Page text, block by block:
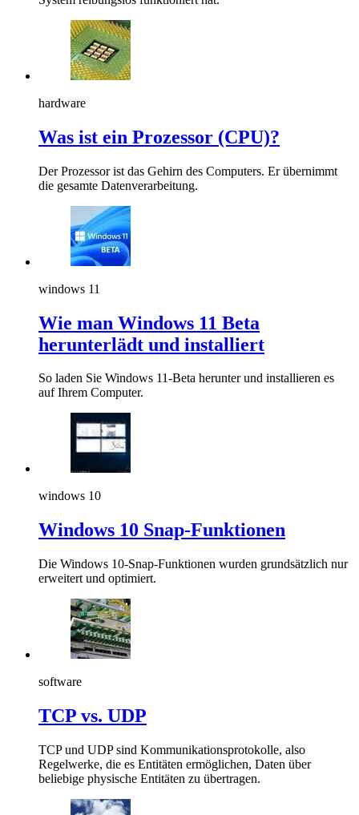
hardware
Was ist ein Prozessor (CPU)?
Der Prozessor ist das Gehirn des Computers. Er übernimmt
die gesamte Datenverarbeitung.
windows 11
Wie man Windows 11 Beta
herunterlädt und installiert
So laden Sie Windows 11-Beta herunter und installieren es
auf Ihrem Computer.
windows 10
Windows 10 Snap-Funktionen
Die Windows 10-Snap-Funktionen wurden grundsätzlich nur
erweitert und optimiert.
software
TCP vs. UDP
TCP und UDP sind Kommunikationsprotokolle, also
Regelwerke, die es Entitäten ermöglichen, Daten über
beliebige physische Entitäten zu übertragen.